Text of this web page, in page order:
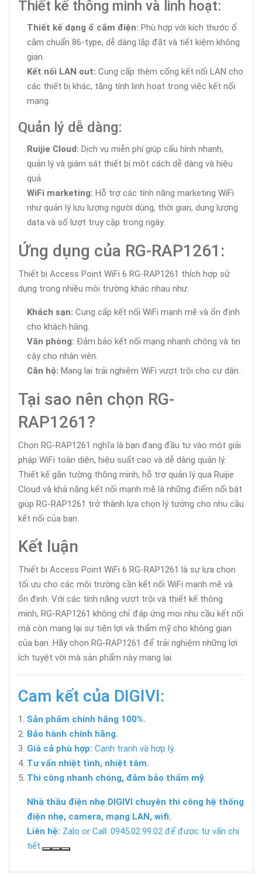
Thiết kế thông minh và linh hoạt:
Thiết kế dạng ổ cắm điện: Phù hợp với kích thước ổ
cắm chuẩn 86-type, dễ dàng lắp đặt và tiết kiệm không
gian.
Kết nối LAN out: Cung cấp thêm cổng kết nối LAN cho
các thiết bị khác, tăng tính linh hoạt trong việc kết nối
mạng.
Quản lý dễ dàng:
Ruijie Cloud: Dịch vụ miễn phí giúp cấu hình nhanh,
quản lý và giám sát thiết bị một cách dễ dàng và hiệu
quả.
WiFi marketing: Hỗ trợ các tính năng marketing WiFi
như quản lý lưu lượng người dùng, thời gian, dung lượng
data và số lượt truy cập trong ngày.
Ứng dụng của RG-RAP1261:
Thiết bị Access Point WiFi 6 RG-RAP1261 thích hợp sử
dụng trong nhiều môi trường khác nhau như:
Khách sạn: Cung cấp kết nối WiFi mạnh mẽ và ổn định
cho khách hàng.
Văn phòng: Đảm bảo kết nối mạng nhanh chóng và tin
cậy cho nhân viên.
Căn hộ: Mang lại trải nghiệm WiFi vượt trội cho cư dân.
Tại sao nên chọn RG-
RAP1261?
Chọn RG-RAP1261 nghĩa là bạn đang đầu tư vào một giải
pháp WiFi toàn diện, hiệu suất cao và dễ dàng quản lý.
Thiết kế gắn tường thông minh, hỗ trợ quản lý qua Ruijie
Cloud và khả năng kết nối mạnh mẽ là những điểm nổi bật
giúp RG-RAP1261 trở thành lựa chọn lý tưởng cho nhu cầu
kết nối của bạn.
Kết luận
Thiết bị Access Point WiFi 6 RG-RAP1261 là sự lựa chọn
tối ưu cho các môi trường cần kết nối WiFi mạnh mẽ và
ổn định. Với các tính năng vượt trội và thiết kế thông
minh, RG-RAP1261 không chỉ đáp ứng mọi nhu cầu kết nối
mà còn mang lại sự tiện lợi và thẩm mỹ cho không gian
của bạn. Hãy chọn RG-RAP1261 để trải nghiệm những lợi
ích tuyệt vời mà sản phẩm này mang lại.
Cam kết của DIGIVI:
Sản phẩm chính hãng 100%.
Bảo hành chính hãng.
Giá cả phù hợp: Cạnh tranh và hợp lý.
Tư vấn nhiệt tình, nhiệt tâm.
Thi công nhanh chóng, đảm bảo thẩm mỹ.
Nhà thầu điện nhẹ DIGIVI chuyên thi công hệ thống
điện nhẹ, camera, mạng LAN, wifi.
Liên hệ: Zalo or Call: 0945.02.99.02 để được tư vấn chi
tiết.